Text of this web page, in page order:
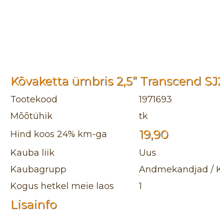
Kōvaketta ümbris 2,5” Transcend
Tootekood
1971693
Mõõtühik
tk
Hind koos 24% km-ga
19,90
Kauba liik
Uus
Kaubagrupp
Andmekandjad /
Kogus hetkel meie laos
1
Lisainfo